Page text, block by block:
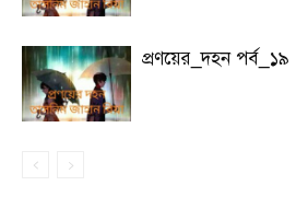
প্রণয়ের_দহন পর্ব_১৯